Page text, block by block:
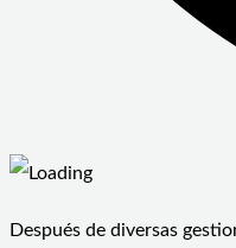
Después de diversas